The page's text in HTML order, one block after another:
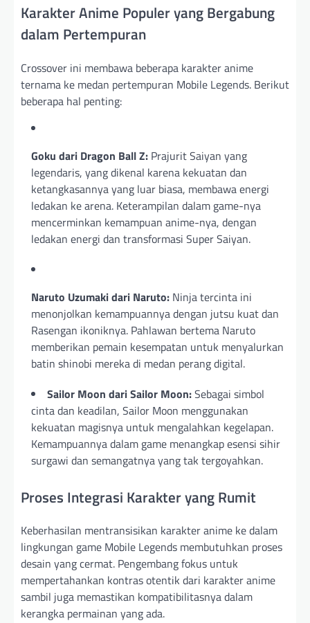
Karakter Anime Populer yang Bergabung
dalam Pertempuran
Crossover ini membawa beberapa karakter anime
ternama ke medan pertempuran Mobile Legends. Berikut
beberapa hal penting:
Goku dari Dragon Ball Z: Prajurit Saiyan yang
legendaris, yang dikenal karena kekuatan dan
ketangkasannya yang luar biasa, membawa energi
ledakan ke arena. Keterampilan dalam game-nya
mencerminkan kemampuan anime-nya, dengan
ledakan energi dan transformasi Super Saiyan.
Naruto Uzumaki dari Naruto: Ninja tercinta ini
menonjolkan kemampuannya dengan jutsu kuat dan
Rasengan ikoniknya. Pahlawan bertema Naruto
memberikan pemain kesempatan untuk menyalurkan
batin shinobi mereka di medan perang digital.
Sailor Moon dari Sailor Moon:Sebagai simbol
cinta dan keadilan, Sailor Moon menggunakan
kekuatan magisnya untuk mengalahkan kegelapan.
Kemampuannya dalam game menangkap esensi sihir
surgawi dan semangatnya yang tak tergoyahkan.
Proses Integrasi Karakter yang Rumit
Keberhasilan mentransisikan karakter anime ke dalam
lingkungan game Mobile Legends membutuhkan proses
desain yang cermat. Pengembang fokus untuk
mempertahankan kontras otentik dari karakter anime
sambil juga memastikan kompatibilitasnya dalam
kerangka permainan yang ada.